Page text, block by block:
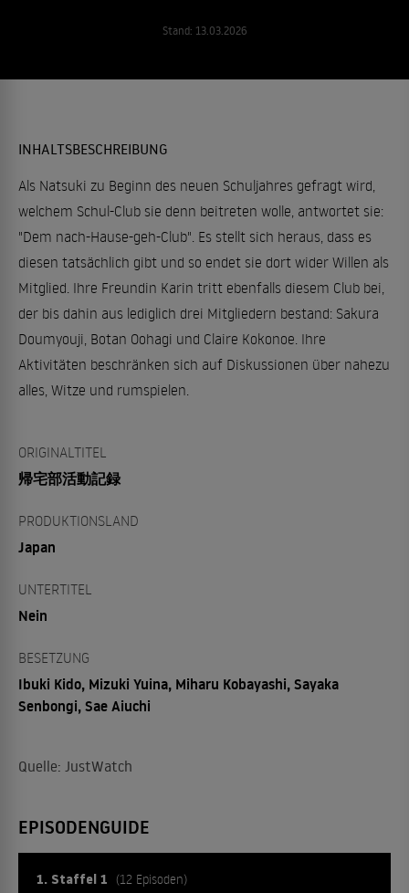
Stand: 13.03.2026
INHALTSBESCHREIBUNG
Als Natsuki zu Beginn des neuen Schuljahres gefragt wird,
welchem Schul-Club sie denn beitreten wolle, antwortet sie:
"Dem nach-Hause-geh-Club". Es stellt sich heraus, dass es
diesen tatsächlich gibt und so endet sie dort wider Willen als
Mitglied. Ihre Freundin Karin tritt ebenfalls diesem Club bei,
der bis dahin aus lediglich drei Mitgliedern bestand: Sakura
Doumyouji, Botan Oohagi und Claire Kokonoe. Ihre
Aktivitäten beschränken sich auf Diskussionen über nahezu
alles, Witze und rumspielen.
ORIGINALTITEL
帰宅部活動記録
PRODUKTIONSLAND
Japan
UNTERTITEL
Nein
BESETZUNG
Ibuki Kido, Mizuki Yuina, Miharu Kobayashi, Sayaka
Senbongi, Sae Aiuchi
Quelle: JustWatch
EPISODENGUIDE
1. Staffel 1 (12 Episoden)